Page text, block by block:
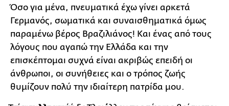
Όσο για μένα, πνευματικά έχω γίνει αρκετά
Γερμανός, σωματικά και συναισθηματικά όμως
παραμένω βέρος Βραζιλιάνος! Και ένας από τους
λόγους που αγαπώ την Ελλάδα και την
επισκέπτομαι συχνά είναι ακριβώς επειδή οι
άνθρωποι, οι συνήθειες και ο τρόπος ζωής
θυμίζουν πολύ την ιδιαίτερη πατρίδα μου.